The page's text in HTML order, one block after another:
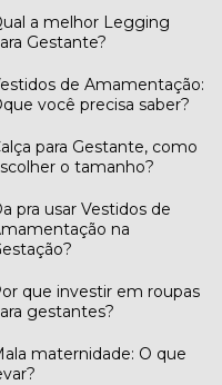
a melhor Legging
Gestante?
de Amamentação:
você precisa saber?
para Gestante, como
o tamanho?
pra usar Vestidos de
na
que investir em roupas
gestantes?
maternidade: O que